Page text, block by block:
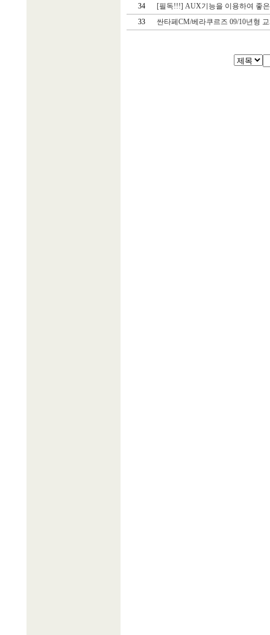
34
[필독!!!] AUX기능을 이용하여 좋
33
싼타페CM/베라쿠르즈 09/10년형